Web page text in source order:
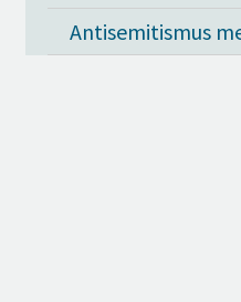
Antisemitismus